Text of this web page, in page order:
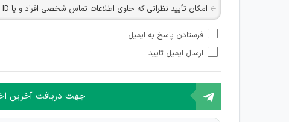
امکان تأیید نظراتی که حاوی اطلاعات تماس شخصی افراد و یا ID شبکه های مجازی ارتباطی می باشند وجود ندارد.
هرگونه تحریک، تحقیر و کنایه به سایر افراد (مسئول و غیر
امکان هماهنگی برای هرگونه ملاقات حضوری چه به صورت
فرستادن پاسخ به ایمیل
ارسال ایمیل تایید
جهت دریافت آخرین